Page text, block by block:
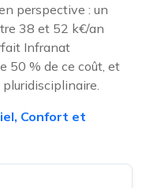
perspective : un
38 et 52 k€/an
Infranat
50 % de ce coût, et
Confort et